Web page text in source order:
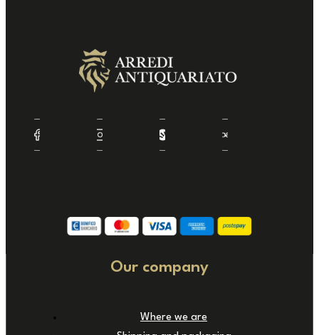
Our company
Where we are